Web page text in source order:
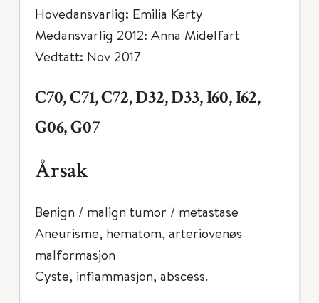
Hovedansvarlig: Emilia Kerty
Medansvarlig 2012: Anna Midelfart
Vedtatt: Nov 2017
C70, C71, C72, D32, D33, I60, I62,
G06, G07
Årsak
Benign / malign tumor / metastase
Aneurisme, hematom, arteriovenøs
malformasjon
Cyste, inflammasjon, abscess.